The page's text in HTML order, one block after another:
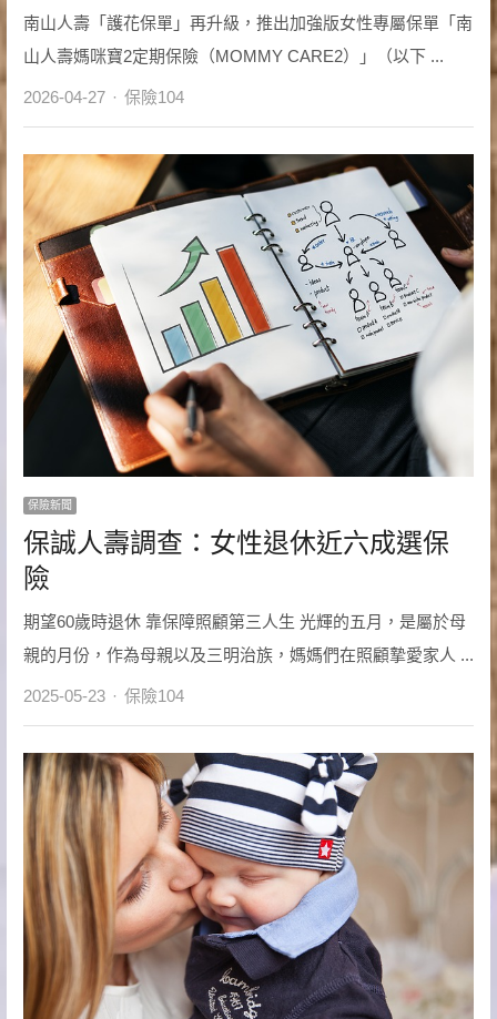
南山人壽「護花保單」再升級，推出加強版女性專屬保單「南
山人壽媽咪寶2定期保險（MOMMY CARE2）」（以下 ...
2026-04-27 Author
保險104
保險新聞
保誠人壽調查：女性退休近六成選保
險
期望60歲時退休 靠保障照顧第三人生 光輝的五月，是屬於母
親的月份，作為母親以及三明治族，媽媽們在照顧摯愛家人 ...
2025-05-23 Author
保險104